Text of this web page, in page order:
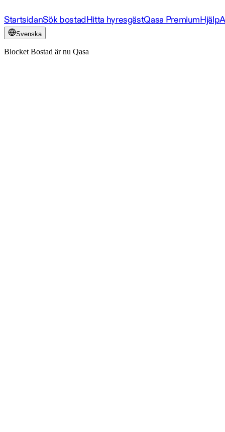
StartsidanSök bostadHitta hyresgästQasa PremiumHjälp
Svenska
Blocket Bostad är nu Qasa